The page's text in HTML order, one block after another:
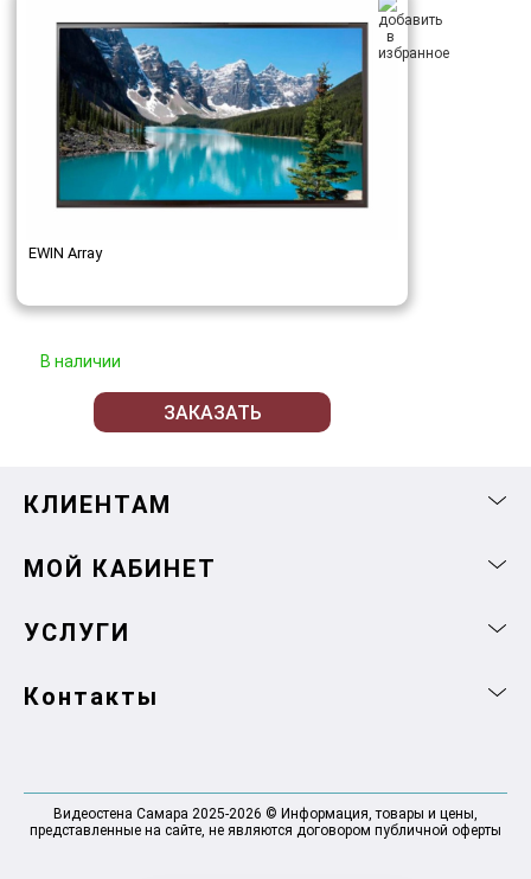
EWIN Array
В наличии
ЗАКАЗАТЬ
КЛИЕНТАМ
МОЙ КАБИНЕТ
УСЛУГИ
Контакты
Видеостена Самара 2025-2026 © Информация, товары и цены,
представленные на сайте, не являются договором публичной оферты